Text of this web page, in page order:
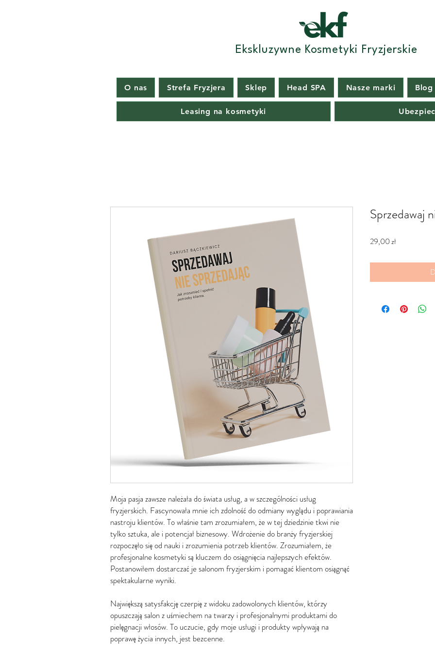
Ekskluzywne Kosmetyki Fryzjerskie
O nas Strefa Fryzjera Sklep Head SPA Nasze marki Blog
Leasing na kosmetyki
Moja pasja zawsze należała do świata usług, a w szczególności usług
fryzjerskich. Fascynowała mnie ich zdolność do odmiany wyglądu i poprawiania
nastroju klientów. To właśnie tam zrozumiałem, że w tej dziedzinie tkwi nie
tylko sztuka, ale i potencjał biznesowy. Wdrożenie do branży fryzjerskiej
rozpoczęło się od nauki i zrozumienia potrzeb klientów. Zrozumiałem, że
profesjonalne kosmetyki są kluczem do osiągnięcia najlepszych efektów.
Postanowiłem dostarczać je salonom fryzjerskim i pomagać klientom osiągnąć
spektakularne wyniki.
Największą satysfakcję czerpię z widoku zadowolonych klientów, którzy
opuszczają salon z uśmiechem na twarzy i profesjonalnymi produktami do
pielęgnacji włosów. To uczucie, gdy moje usługi i produkty wpływają na
poprawę życia innych, jest bezcenne.
Sprzedawaj
29,00 złCena